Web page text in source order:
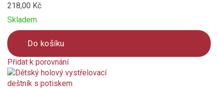
218,00 Kč
Skladem
Do košíku
Přidat k porovnání
Product
is